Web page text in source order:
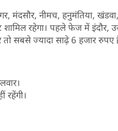
मंदसौर, नीमच, हनुमंतिया,
शामिल रहेगा। पहले फेज में
तो सबसे ज्यादा साढ़े 6 हजार रुपए
रहेंगी।